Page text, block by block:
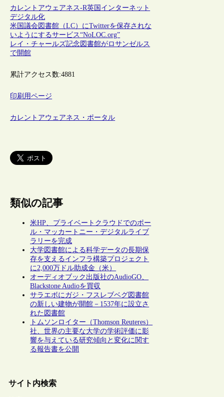
カレントアウェアネス-R英国 インターネット
デジタル化
米国議会図書館（LC）にTwitterを保存されな
いようにするサービス“NoLOC.org”
レイ・チャールズ記念図書館がロサンゼルス
で開館
累計アクセス数:4881
印刷用ページ
カレントアウェアネス・ポータル
類似の記事
米HP、プライベートクラウドでのポー
ル・マッカートニー・デジタルライブ
ラリーを完成
大学図書館による科学データの長期保
存を支えるインフラ構築プロジェクト
に2,000万ドル助成金（米）
オーディオブック出版社のAudioGO、
Blackstone Audioを買収
サラエボにガジ・フスレブベグ図書館
の新しい建物が開館－1537年に設立さ
れた図書館
トムソンロイター（Thomson Reuteres）
社、世界の主要な大学の学術評価に影
響を与えている研究傾向と変化に関す
る報告書を公開
サイト内検索